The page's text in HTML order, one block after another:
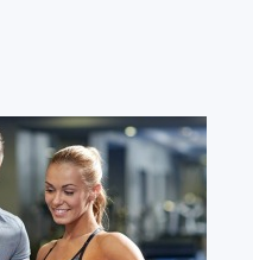
wzmocnienie
się od siebie
skuteczność zależy od
a jakość
pozostaje skrajnie